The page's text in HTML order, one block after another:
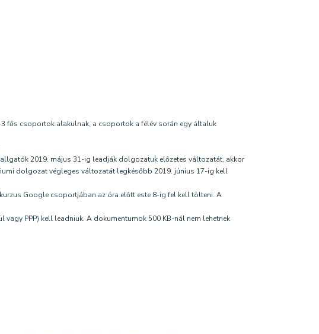
fős csoportok alakulnak, a csoportok a félév során egy általuk
2019. május 31-ig leadják dolgozatuk előzetes változatát, akkor
dolgozat végleges változatát legkésőbb 2019. június 17-ig kell
Google csoportjában az óra előtt este 8-ig fel kell tölteni. A
PPP) kell leadniuk. A dokumentumok 500 KB-nál nem lehetnek